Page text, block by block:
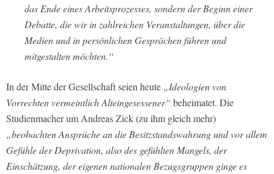
das Ende eines Arbeitsprozesses, sondern der Beginn einer
Debatte, die wir in zahlreichen Veranstaltungen, über die
Medien und in persönlichen Gesprächen führen und
mitgestalten möchten.“
In der Mitte der Gesellschaft seien heute „Ideologien von
Vorrechten vermeintlich Alteingesessener“ beheimatet. Die
Studienmacher um Andreas Zick (zu ihm gleich mehr)
„beobachten Ansprüche an die Besitzstandswahrung und vor allem
Gefühle der Deprivation, also des gefühlten Mangels, der
Einschätzung, der eigenen nationalen Bezugsgruppen ginge es